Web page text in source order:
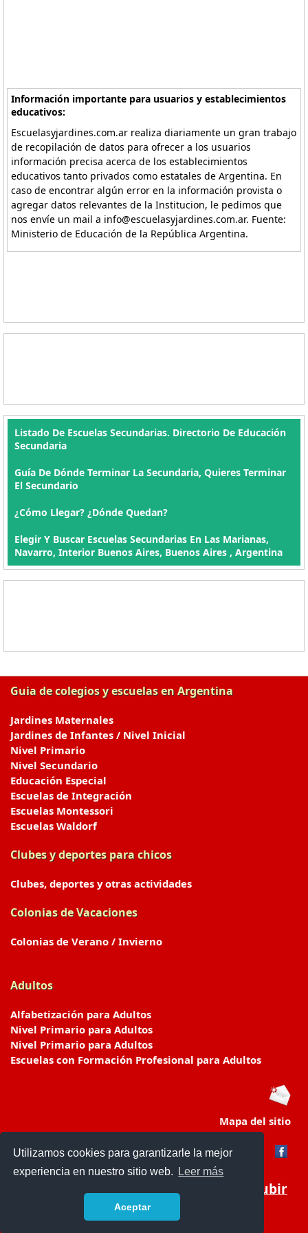
Utilizamos cookies para garantizarle la mejor
experiencia en nuestro sitio web.
Leer más
Aceptar
Información importante para usuarios y establecimientos
educativos:
Escuelasyjardines.com.ar realiza diariamente un gran trabajo
de recopilación de datos para ofrecer a los usuarios
información precisa acerca de los establecimientos
educativos tanto privados como estatales de Argentina. En
caso de encontrar algún error en la información provista o
agregar datos relevantes de la Institucion, le pedimos que
nos envíe un mail a info@escuelasyjardines.com.ar. Fuente:
Ministerio de Educación de la República Argentina.
Listado De Escuelas Secundarias. Directorio De Educación
Secundaria
Guía De Dónde Terminar La Secundaria, Quieres Terminar
El Secundario
¿Cómo Llegar? ¿Dónde Quedan?
Elegir Y Buscar Escuelas Secundarias En Las Marianas,
Navarro, Interior Buenos Aires, Buenos Aires , Argentina
Guia de colegios y escuelas en Argentina
Jardines Maternales
Jardines de Infantes / Nivel Inicial
Nivel Primario
Nivel Secundario
Educación Especial
Escuelas de Integración
Escuelas Montessori
Escuelas Waldorf
Clubes y deportes para chicos
Clubes, deportes y otras actividades
Colonias de Vacaciones
Colonias de Verano / Invierno
Adultos
Alfabetización para Adultos
Nivel Primario para Adultos
Nivel Primario para Adultos
Escuelas con Formación Profesional para Adultos
Mapa del sitio
Subir